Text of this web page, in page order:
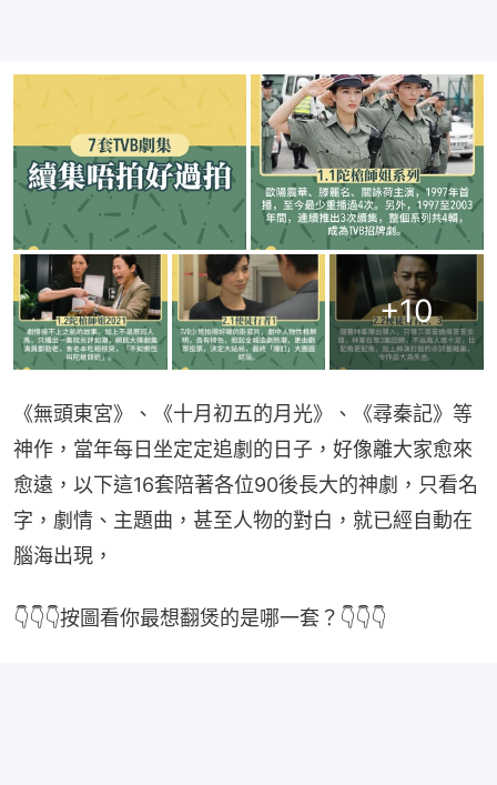
+10
《無頭東宮》、《十月初五的月光》、《尋秦記》等
神作，當年每日坐定定追劇的日子，好像離大家愈來
愈遠，以下這16套陪著各位90後長大的神劇，只看名
字，劇情、主題曲，甚至人物的對白，就已經自動在
腦海出現，
👇👇👇按圖看你最想翻煲的是哪一套？👇👇👇